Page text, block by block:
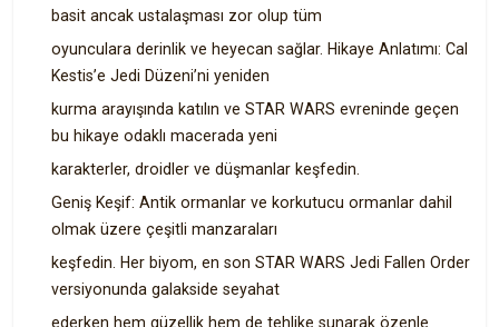
basit ancak ustalaşması zor olup tüm
oyunculara derinlik ve heyecan sağlar. Hikaye Anlatımı: Cal
Kestis’e Jedi Düzeni’ni yeniden
kurma arayışında katılın ve STAR WARS evreninde geçen
bu hikaye odaklı macerada yeni
karakterler, droidler ve düşmanlar keşfedin.
Geniş Keşif: Antik ormanlar ve korkutucu ormanlar dahil
olmak üzere çeşitli manzaraları
keşfedin. Her biyom, en son STAR WARS Jedi Fallen Order
versiyonunda galakside seyahat
ederken hem güzellik hem de tehlike sunarak özenle